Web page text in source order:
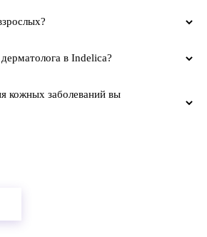
в Indelica?
кожных заболеваний вы